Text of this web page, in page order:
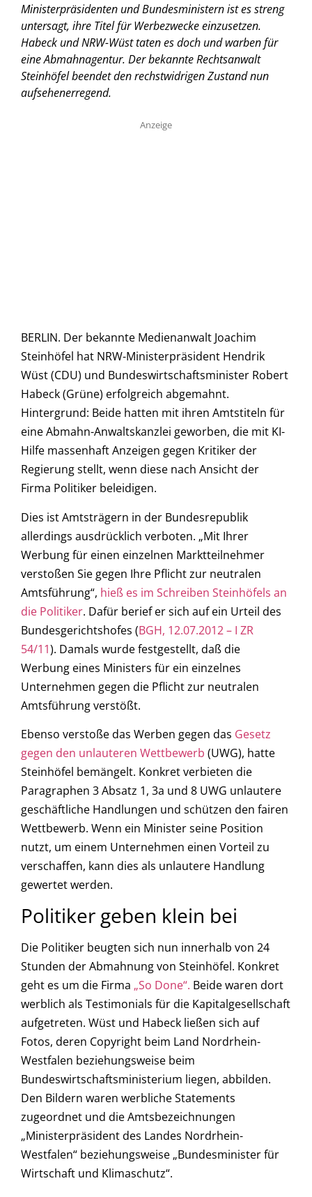
Ministerpräsidenten und Bundesministern ist es streng
untersagt, ihre Titel für Werbezwecke einzusetzen.
Habeck und NRW-Wüst taten es doch und warben für
eine Abmahnagentur. Der bekannte Rechtsanwalt
Steinhöfel beendet den rechstwidrigen Zustand nun
aufsehenerregend.
Anzeige
BERLIN. Der bekannte Medienanwalt Joachim
Steinhöfel hat NRW-Ministerpräsident Hendrik
Wüst (CDU) und Bundeswirtschaftsminister Robert
Habeck (Grüne) erfolgreich abgemahnt.
Hintergrund: Beide hatten mit ihren Amtstiteln für
eine Abmahn-Anwaltskanzlei geworben, die mit KI-
Hilfe massenhaft Anzeigen gegen Kritiker der
Regierung stellt, wenn diese nach Ansicht der
Firma Politiker beleidigen.
Dies ist Amtsträgern in der Bundesrepublik
allerdings ausdrücklich verboten. „Mit Ihrer
Werbung für einen einzelnen Marktteilnehmer
verstoßen Sie gegen Ihre Pflicht zur neutralen
Amtsführung“, hieß es im Schreiben Steinhöfels an
die Politiker. Dafür berief er sich auf ein Urteil des
Bundesgerichtshofes (BGH, 12.07.2012 – I ZR
54/11). Damals wurde festgestellt, daß die
Werbung eines Ministers für ein einzelnes
Unternehmen gegen die Pflicht zur neutralen
Amtsführung verstößt.
Ebenso verstoße das Werben gegen das Gesetz
gegen den unlauteren Wettbewerb (UWG), hatte
Steinhöfel bemängelt. Konkret verbieten die
Paragraphen 3 Absatz 1, 3a und 8 UWG unlautere
geschäftliche Handlungen und schützen den fairen
Wettbewerb. Wenn ein Minister seine Position
nutzt, um einem Unternehmen einen Vorteil zu
verschaffen, kann dies als unlautere Handlung
gewertet werden.
Politiker geben klein bei
Die Politiker beugten sich nun innerhalb von 24
Stunden der Abmahnung von Steinhöfel. Konkret
geht es um die Firma „So Done“. Beide waren dort
werblich als Testimonials für die Kapitalgesellschaft
aufgetreten. Wüst und Habeck ließen sich auf
Fotos, deren Copyright beim Land Nordrhein-
Westfalen beziehungsweise beim
Bundeswirtschaftsministerium liegen, abbilden.
Den Bildern waren werbliche Statements
zugeordnet und die Amtsbezeichnungen
„Ministerpräsident des Landes Nordrhein-
Westfalen“ beziehungsweise „Bundesminister für
Wirtschaft und Klimaschutz“.